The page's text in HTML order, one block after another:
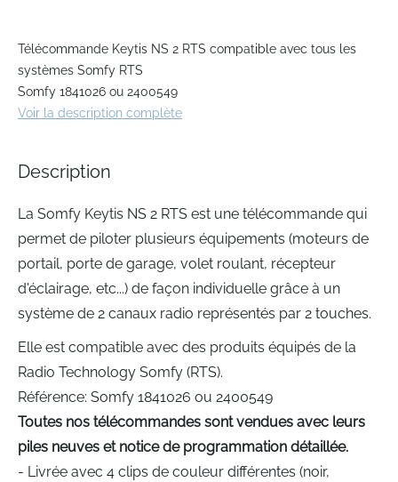
to
the
beginning
of
the
Télécommande Keytis NS 2 RTS compatible avec tous les
systèmes Somfy RTS
Somfy 1841026 ou 2400549
Voir la description complète
Description
La Somfy Keytis NS 2 RTS est une télécommande qui
permet de piloter plusieurs équipements (moteurs de
portail, porte de garage, volet roulant, récepteur
d'éclairage, etc...) de façon individuelle grâce à un
système de 2 canaux radio représentés par 2 touches.
Elle est compatible avec des produits équipés de la
Radio Technology Somfy (RTS).
Référence: Somfy 1841026 ou 2400549
Toutes nos télécommandes sont vendues avec leurs
piles neuves et notice de programmation détaillée.
- Livrée avec 4 clips de couleur différentes (noir,